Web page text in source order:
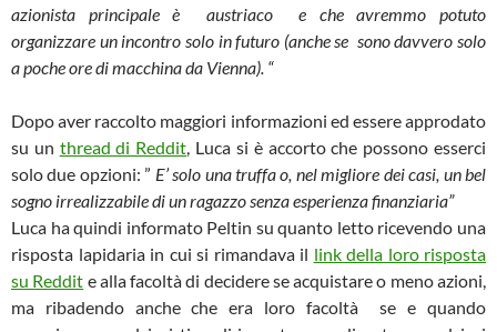
azionista principale è austriaco e che avremmo potuto
organizzare un incontro solo in futuro (anche se sono davvero solo
a poche ore di macchina da Vienna). “
Dopo aver raccolto maggiori informazioni ed essere approdato
su un thread di Reddit, Luca si è accorto che possono esserci
solo due opzioni: ” E’ solo una truffa o, nel migliore dei casi, un bel
sogno irrealizzabile di un ragazzo senza esperienza finanziaria”
Luca ha quindi informato Peltin su quanto letto ricevendo una
risposta lapidaria in cui si rimandava il link della loro risposta
su Reddit e alla facoltà di decidere se acquistare o meno azioni,
ma ribadendo anche che era loro facoltà se e quando